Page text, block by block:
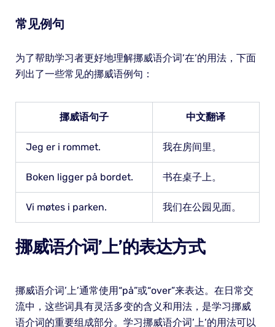
常见例句
为了帮助学习者更好地理解挪威语介词’在’的用法，下面
列出了一些常见的挪威语例句：
挪威语句子 中文翻译
Jeg er i rommet. 我在房间里。
Boken ligger på bordet. 书在桌子上。
Vi møtes i parken. 我们在公园见面。
挪威语介词’上’的表达方式
挪威语介词’上’通常使用“på”或“over”来表达。在日常交
流中，这些词具有灵活多变的含义和用法，是学习挪威
语介词的重要组成部分。学习挪威语介词’上’的用法可以